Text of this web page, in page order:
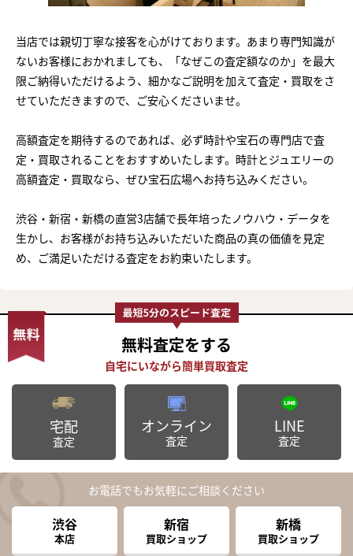
当店では親切丁寧な接客を心がけております。あまり専門知識が
ないお客様におかれましても、「なぜこの査定額なのか」を最大
限ご納得いただけるよう、細かなご説明を加えて査定・買取をさ
せていただきますので、ご安心くださいませ。
高額査定を期待するのであれば、必ず時計や宝石の専門店で査
定・買取されることをおすすめいたします。時計とジュエリーの
高額査定・買取なら、ぜひ宝石広場へお持ち込みください。
渋谷・新宿・新橋の直営3店舗で長年培ったノウハウ・データを
生かし、お客様がお持ち込みいただいた商品の真の価値を見定
め、ご満足いただける査定をお約束いたします。
無料査定をする
宅配
査定
オンライン
査定
LINE
査定
お電話でもお気軽にご相談ください
渋谷
本店
新宿
買取ショップ
新橋
買取ショップ